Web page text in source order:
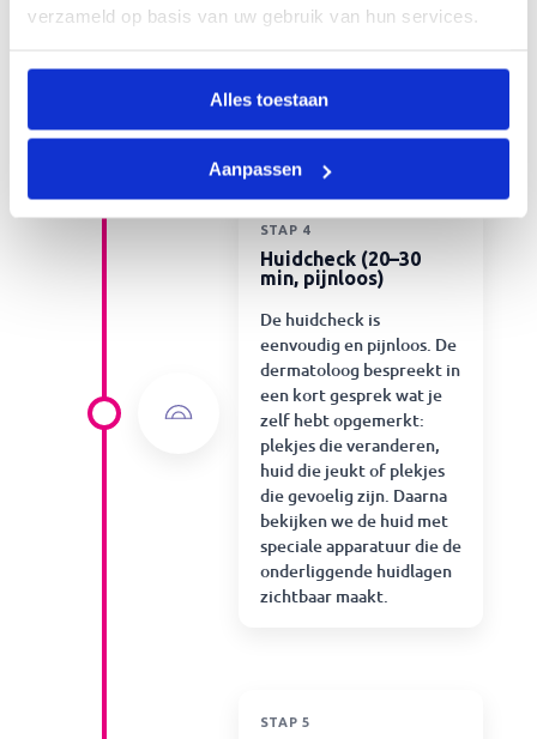
verzameld op basis van uw gebruik van hun services.
Alles toestaan
Aanpassen
Na de intake en uitleg is
en je om te kleden.
STAP 4
Huidcheck (20–30
min, pijnloos)
De huidcheck is
eenvoudig en pijnloos. De
dermatoloog bespreekt in
een kort gesprek wat je
zelf hebt opgemerkt:
plekjes die veranderen,
huid die jeukt of plekjes
die gevoelig zijn. Daarna
bekijken we de huid met
speciale apparatuur die de
onderliggende huidlagen
zichtbaar maakt.
STAP 5